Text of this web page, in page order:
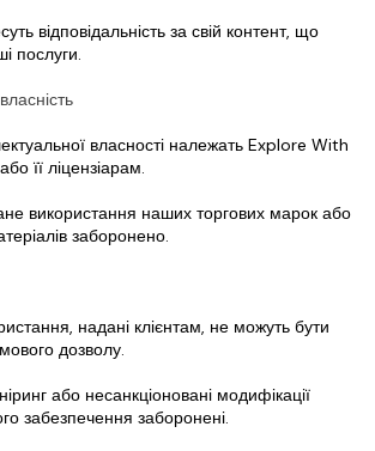
відповідальність за свій контент, що
послуги.
власності належать Explore With
її ліцензіарам.
використання наших торгових марок або
заборонено.
надані клієнтам, не можуть бути
дозволу.
або несанкціоновані модифікації
забезпечення заборонені.